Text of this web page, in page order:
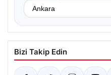
Bizi Takip Edin